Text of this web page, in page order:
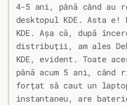
4-5 ani, până când au
desktopul KDE. Asta e!
KDE. Așa că, după
distribuții, am ales
KDE, evident. Toate
până acum 5 ani, când
forțat să caut un
instantaneu, are